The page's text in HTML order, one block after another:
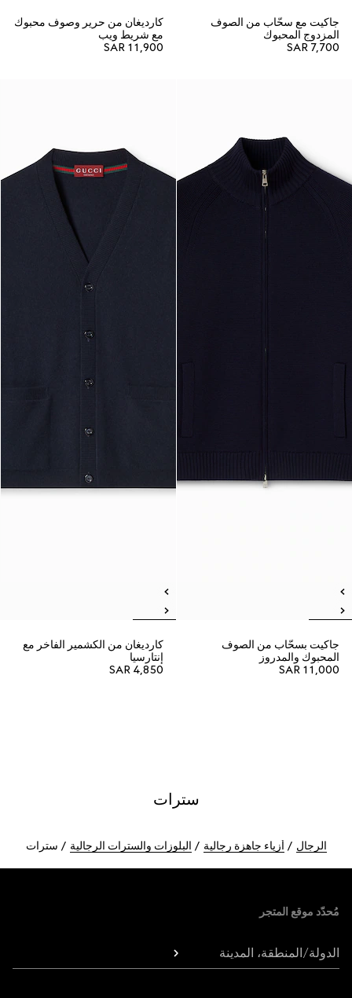
جاكيت مع سحّاب من الصوف
المزدوج المحبوك
SAR 7,700
كارديغان من حرير وصوف محبوك
مع شريط ويب
SAR 11,900
جاكيت بسحّاب من الصوف
المحبوك والمدروز
SAR 11,000
كارديغان من الكشمير الفاخر مع
إنتارسيا
SAR 4,850
سترات
الرجال أزياء جاهزة رجالية البلوزات والسترات الرجالية سترات
مُحدّد موقع المتجر
الدولة/المنطقة، المدينة